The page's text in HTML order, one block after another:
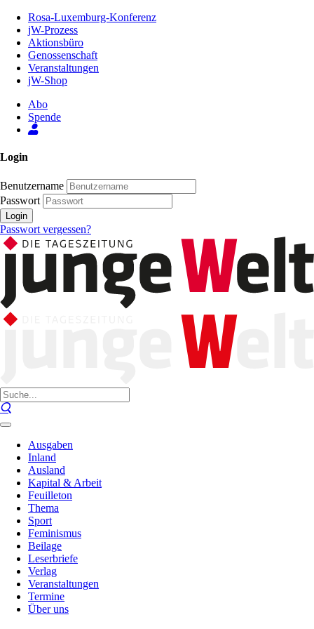
Inhalt
Seite
Rosa-Luxemburg-Konferenz
jW-Prozess
Aktionsbüro
Genossenschaft
Veranstaltungen
jW-Shop
Abo
Spende
Login
Benutzername
Passwort
Login
Passwort vergessen?
Ausgaben
Inland
Ausland
Kapital & Arbeit
Feuilleton
Thema
Sport
Feminismus
Beilage
Leserbriefe
Verlag
Veranstaltungen
Termine
Über uns